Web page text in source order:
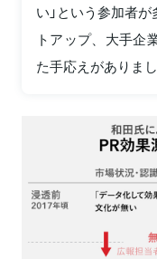
い」という参加者
トアップ、大手企
た手応えがありまし